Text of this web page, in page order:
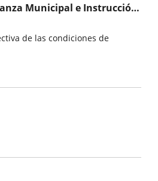
Municipal e Instrucción
de las condiciones de